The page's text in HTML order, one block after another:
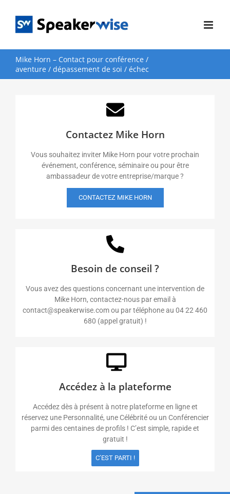
contenu
Mike Horn – Contact pour conférence /
aventure / dépassement de soi / échec
Contactez Mike Horn
Vous souhaitez inviter Mike Horn pour votre prochain
événement, conférence, séminaire ou pour être
ambassadeur de votre entreprise/marque ?
CONTACTEZ MIKE HORN
Besoin de conseil ?
Vous avez des questions concernant une intervention de
Mike Horn, contactez-nous par email à
contact@speakerwise.com ou par téléphone au 04 22 460
680 (appel gratuit) !
Accédez à la plateforme
Accédez dès à présent à notre plateforme en ligne et
réservez une Personnalité, une Célébrité ou un Conférencier
parmi des centaines de profils ! C’est simple, rapide et
gratuit !
C’EST PARTI !